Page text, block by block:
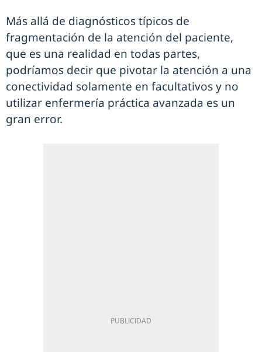
Más allá de diagnósticos típicos de
fragmentación de la atención del paciente,
que es una realidad en todas partes,
podríamos decir que pivotar la atención a una
conectividad solamente en facultativos y no
utilizar enfermería práctica avanzada es un
gran error.